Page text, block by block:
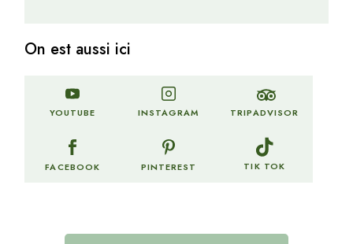
On est aussi ici
YOUTUBE INSTAGRAM TRIPADVISOR
FACEBOOK PINTEREST TIK TOK